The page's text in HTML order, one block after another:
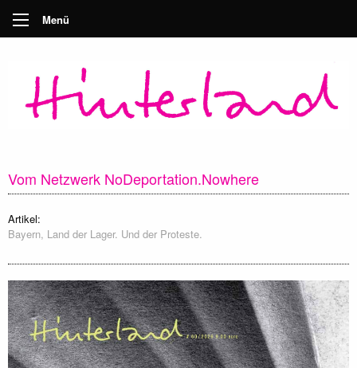
Menü
Vom Netzwerk NoDeportation.Nowhere
Artikel:
Bayern, Land der Lager. Und der Proteste.